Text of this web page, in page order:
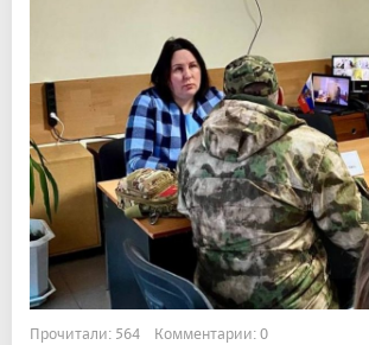
Прочитали: 564 Комментарии: 0